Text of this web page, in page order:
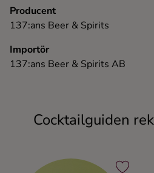
Producent
137:ans Beer & Spirits
Importör
137:ans Beer & Spirits AB
Cocktailguiden